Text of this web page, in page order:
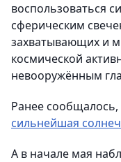
воспользоваться
сферическим
захватывающих и
космической
невооружённым
Ранее сообщалось,
сильнейшая
А в начале мая